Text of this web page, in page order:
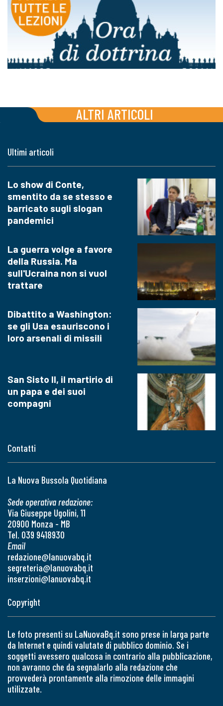
ALTRI ARTICOLI
Contatti
La Nuova Bussola Quotidiana
Sede operativa redazione:
Via Giuseppe Ugolini, 11
20900 Monza - MB
Tel. 039 9418930
Email
redazione@lanuovabq.it
segreteria@lanuovabq.it
inserzioni@lanuovabq.it
Ultimi articoli
Lo show di Conte,
smentito da se stesso e
barricato sugli slogan
pandemici
La guerra volge a favore
della Russia. Ma
sull'Ucraina non si vuol
trattare
Dibattito a Washington:
se gli Usa esauriscono i
loro arsenali di missili
San Sisto II, il martirio di
un papa e dei suoi
compagni
Copyright
Le foto presenti su LaNuovaBq.it sono prese in larga parte
da Internet e quindi valutate di pubblico dominio. Se i
soggetti avessero qualcosa in contrario alla pubblicazione,
non avranno che da segnalarlo alla redazione che
provvederà prontamente alla rimozione delle immagini
utilizzate.